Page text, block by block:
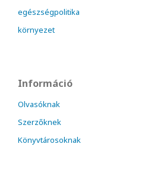
egészségpolitika
környezet
Információ
Olvasóknak
Szerzőknek
Könyvtárosoknak